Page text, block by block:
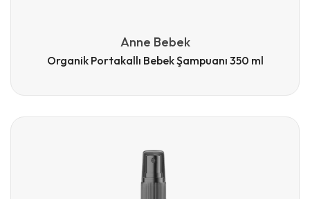
Anne Bebek
Organik Portakallı Bebek Şampuanı 350 ml